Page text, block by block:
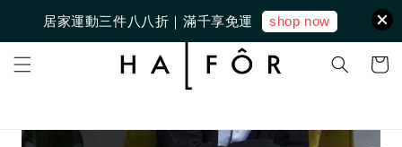
居家運動三件八八折｜滿千享免運 shop now